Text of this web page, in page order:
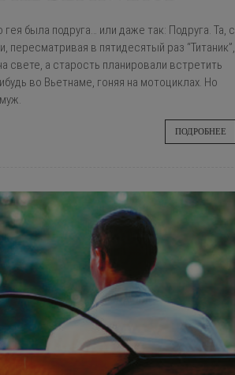
была подруга… или даже так: Подруга. Та, с
пересматривая в пятидесятый раз “Титаник”,
свете, а старость планировали встретить
во Вьетнаме, гоняя на мотоциклах. Но
ПОДРОБНЕЕ